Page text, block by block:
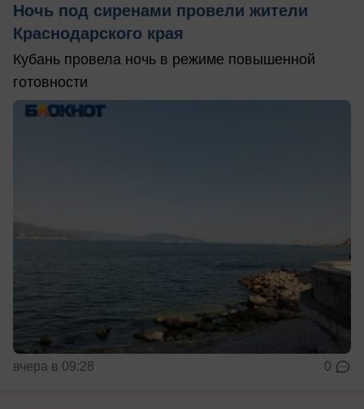
Ночь под сиренами провели жители
Краснодарского края
Кубань провела ночь в режиме повышенной
готовности
вчера в 09:28 0